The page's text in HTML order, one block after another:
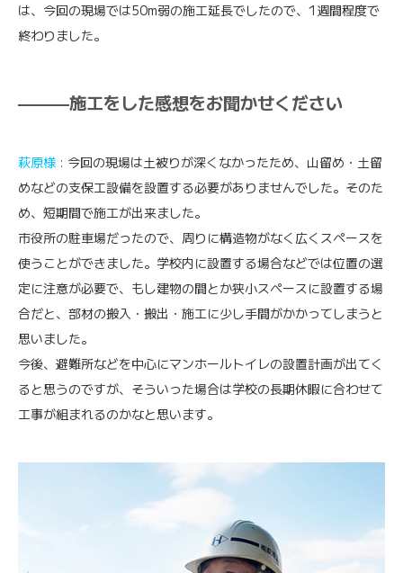
は、今回の現場では50m弱の施工延長でしたので、1週間程度で
終わりました。
———施工をした感想をお聞かせください
萩原様 : 今回の現場は土被りが深くなかったため、山留め・土留
めなどの支保工設備を設置する必要がありませんでした。そのた
め、短期間で施工が出来ました。
市役所の駐車場だったので、周りに構造物がなく広くスペースを
使うことができました。学校内に設置する場合などでは位置の選
定に注意が必要で、もし建物の間とか狭小スペースに設置する場
合だと、部材の搬入・搬出・施工に少し手間がかかってしまうと
思いました。
今後、避難所などを中心にマンホールトイレの設置計画が出てく
ると思うのですが、そういった場合は学校の長期休暇に合わせて
工事が組まれるのかなと思います。